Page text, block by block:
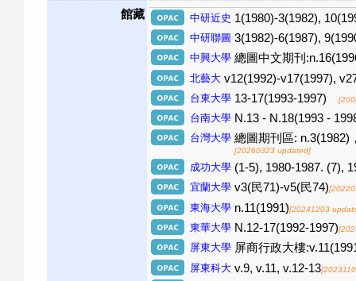
館藏 中研近史 1(1980)-3(1982),
中研聯圖 3(1982)-6(1987),
中興大學 總圖中文期刊
北藝大 v12(1992)-v17(1997),
台東大學 13-17(1993-1997)
台南大學 N.13 - N.18(1993 -
台灣大學 總圖期刊區: n.3(1982)
[20260323 updated]
成功大學 (1-5), 1980-1987. (7),
宜蘭大學 v3(民71)-v5(民74)
東海大學 n.11(1991)[20241203
東華大學 N.12-17(1992-1997)
屏東大學 屏商行政大樓
屏東科大 v.9, v.11, v.12-13